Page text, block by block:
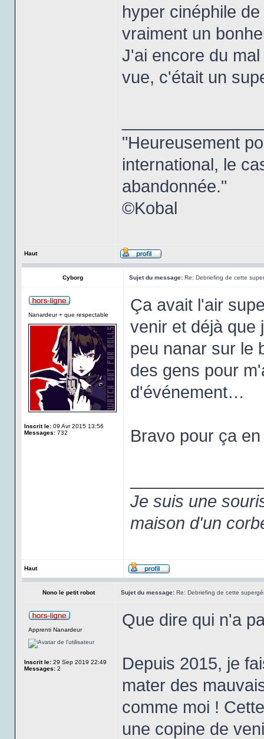
hyper cinéphile
vraiment un
J'ai encore du
vue, c'était un
"Heureusement
international, le
abandonnée."
©Kobal
Haut
Cyborg Sujet du message: Re: Debriefing de cette
Nanardeur + que respectable
Inscrit le: 09 Avr 2015 13:56
Messages: 732
Ça avait l'air
venir et déjà que
peu nanar sur le
des gens pour
d'événement…
Bravo pour ça
Je suis une
maison d'un
Haut
Nono le petit robot Sujet du message: Re: Debriefing de cette
Apprenti Nanardeur
Inscrit le: 29 Sep 2019 22:49
Messages: 2
Que dire qui n'a
Depuis 2015, je
mater des
comme moi !
une copine de